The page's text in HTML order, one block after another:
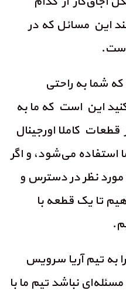
این مسائل که در
شما به راحتی
این است که ما به
کاملا اورجینال
استفاده می‌شود، و اگر
نظر در دسترس و
تا یک قطعه با
به تیم آریا سرویس
نباشد تیم ما با